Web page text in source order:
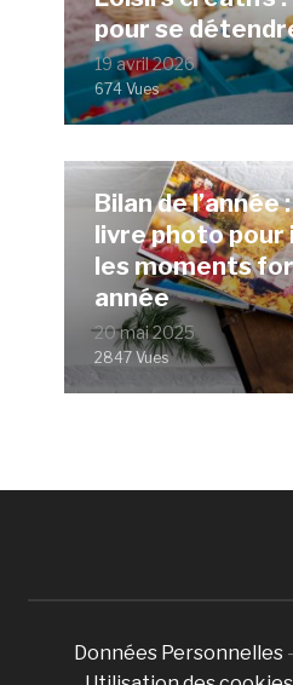
pour se
19 avril 2026
674 Vues
Bilan de l’année
livre photo
les moments
année
20 mai 2025
2847 Vues
Données Personnelles -